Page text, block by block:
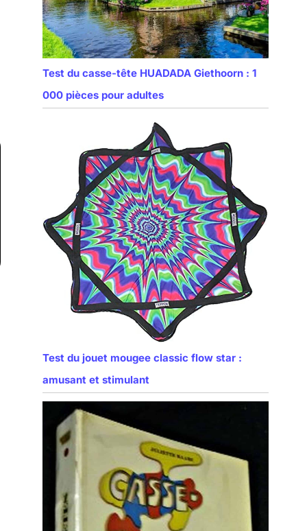
Test du casse-tête HUADADA Giethoorn : 1
000 pièces pour adultes
Test du jouet mougee classic flow star :
amusant et stimulant